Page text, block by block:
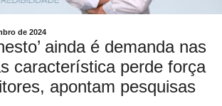
de 2024
ainda é demanda nas
característica perde força
apontam pesquisas